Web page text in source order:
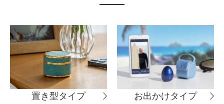
置き型タイプ お出かけタイプ